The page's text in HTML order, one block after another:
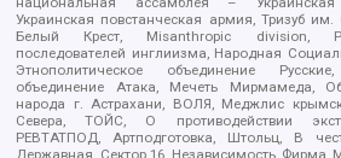
Украинская повстанческая армия, Тризуб им.
Белый Крест, Misanthropic division,
последователей инглиизма, Народная
Этнополитическое объединение
объединение Атака, Мечеть Мирмамеда,
народа г. Астрахани, ВОЛЯ, Меджлис
Севера, ТОЙС, О противодействии
РЕВТАТПОД, Артподготовка, Штольц, В
Державная, Сектор 16, Независимость,